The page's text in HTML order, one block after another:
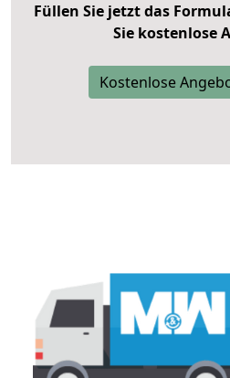
Füllen Sie jetzt das
Sie kostenlose
Kostenlose